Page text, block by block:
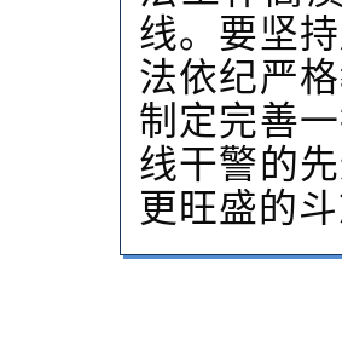
线。要坚
法依纪严
制定完善
线干警的
更旺盛的